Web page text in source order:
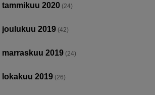
tammikuu 2020 (24)
joulukuu 2019 (42)
marraskuu 2019 (24)
lokakuu 2019 (26)